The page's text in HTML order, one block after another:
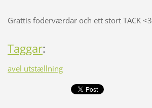
Grattis foderværdar och ett stort TACK <3
Taggar:
avel utstællning